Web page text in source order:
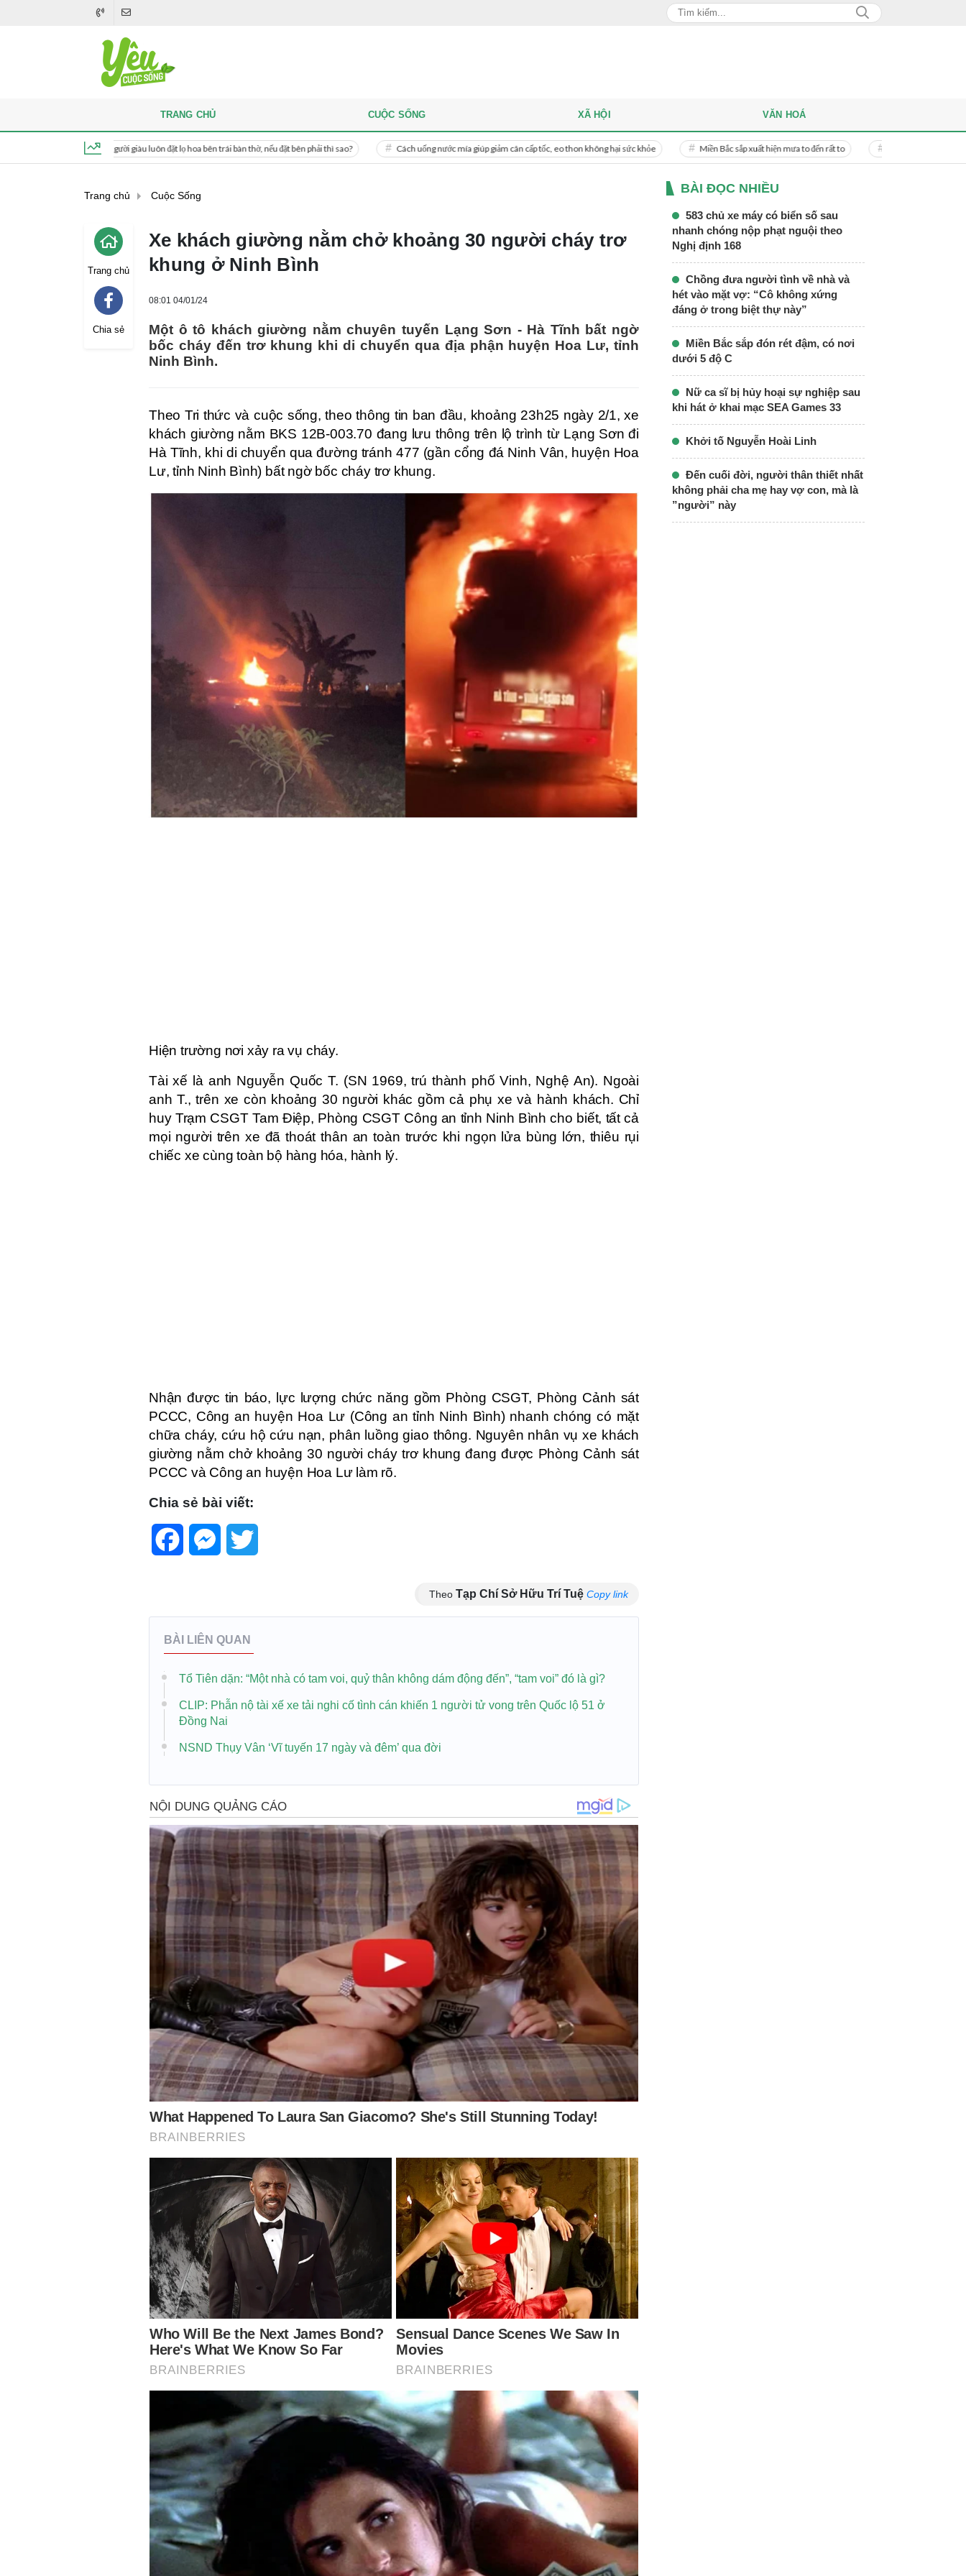
hương, người giàu luôn đặt lọ hoa bên trái bàn thờ, nếu đặt bên phải thì sao? Cách uống nước mía giúp giảm cân cấp tốc, eo thon không hại sức khỏe Miền Bắc sắp xuất hiện mưa to đến rất to Danh tính người phụ nữ bị bạn trai
TRANG CHỦ CUỘC SỐNG XÃ HỘI VĂN HOÁ
Trang chủ Cuộc Sống
Trang chủ
Chia sẻ
Xe khách giường nằm chở khoảng 30 người cháy trơ
khung ở Ninh Bình
08:01 04/01/24
Một ô tô khách giường nằm chuyên tuyến Lạng Sơn - Hà Tĩnh bất ngờ
bốc cháy đến trơ khung khi di chuyển qua địa phận huyện Hoa Lư, tỉnh
Ninh Bình.
Theo Tri thức và cuộc sống, theo thông tin ban đầu, khoảng 23h25 ngày 2/1, xe
khách giường nằm BKS 12B-003.70 đang lưu thông trên lộ trình từ Lạng Sơn đi
Hà Tĩnh, khi di chuyển qua đường tránh 477 (gần cổng đá Ninh Vân, huyện Hoa
Lư, tỉnh Ninh Bình) bất ngờ bốc cháy trơ khung.
Hiện trường nơi xảy ra vụ cháy.
Tài xế là anh Nguyễn Quốc T. (SN 1969, trú thành phố Vinh, Nghệ An). Ngoài
anh T., trên xe còn khoảng 30 người khác gồm cả phụ xe và hành khách. Chỉ
huy Trạm CSGT Tam Điệp, Phòng CSGT Công an tỉnh Ninh Bình cho biết, tất cả
mọi người trên xe đã thoát thân an toàn trước khi ngọn lửa bùng lớn, thiêu rụi
chiếc xe cùng toàn bộ hàng hóa, hành lý.
Nhận được tin báo, lực lượng chức năng gồm Phòng CSGT, Phòng Cảnh sát
PCCC, Công an huyện Hoa Lư (Công an tỉnh Ninh Bình) nhanh chóng có mặt
chữa cháy, cứu hộ cứu nạn, phân luồng giao thông. Nguyên nhân vụ xe khách
giường nằm chở khoảng 30 người cháy trơ khung đang được Phòng Cảnh sát
PCCC và Công an huyện Hoa Lư làm rõ.
Chia sẻ bài viết:
FacebookMessenger
Theo Tạp Chí Sở Hữu Trí Tuệ Copy link
BÀI LIÊN QUAN
Tổ Tiên dặn: “Một nhà có tam voi, quỷ thân không dám động đến”, “tam voi” đó là gì?
CLIP: Phẫn nộ tài xế xe tải nghi cố tình cán khiến 1 người tử vong trên Quốc lộ 51 ở
Đồng Nai
NSND Thụy Vân ‘Vĩ tuyến 17 ngày và đêm’ qua đời
BÀI ĐỌC NHIỀU
583 chủ xe máy có biển số sau
nhanh chóng nộp phạt nguội theo
Nghị định 168
Chồng đưa người tình về nhà và
hét vào mặt vợ: “Cô không xứng
đáng ở trong biệt thự này”
Miền Bắc sắp đón rét đậm, có nơi
dưới 5 độ C
Nữ ca sĩ bị hủy hoại sự nghiệp sau
khi hát ở khai mạc SEA Games 33
Khởi tố Nguyễn Hoài Linh
Đến cuối đời, người thân thiết nhất
không phải cha mẹ hay vợ con, mà là
”người” này